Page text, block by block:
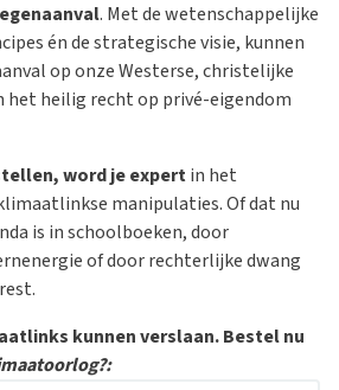
. Met de wetenschappelijke
én de strategische visie, kunnen
op onze Westerse, christelijke
het heilig recht op privé-eigendom
word je expertin het
manipulaties. Of dat nu
is in schoolboeken, door
of door rechterlijke dwang
kunnen verslaan. Bestel nu